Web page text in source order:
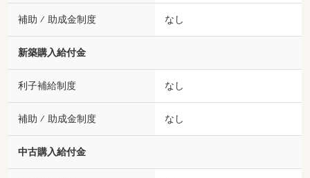
補助 ⁄ 助成金制度 なし
新築購入給付金
利子補給制度 なし
補助 ⁄ 助成金制度 なし
中古購入給付金